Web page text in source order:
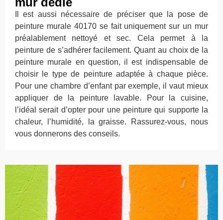
Il est aussi nécessaire de préciser que la pose de
peinture murale 40170 se fait uniquement sur un mur
préalablement nettoyé et sec. Cela permet à la
peinture de s’adhérer facilement. Quant au choix de la
peinture murale en question, il est indispensable de
choisir le type de peinture adaptée à chaque pièce.
Pour une chambre d’enfant par exemple, il vaut mieux
appliquer de la peinture lavable. Pour la cuisine,
l’idéal serait d’opter pour une peinture qui supporte la
chaleur, l’humidité, la graisse. Rassurez-vous, nous
vous donnerons des conseils.